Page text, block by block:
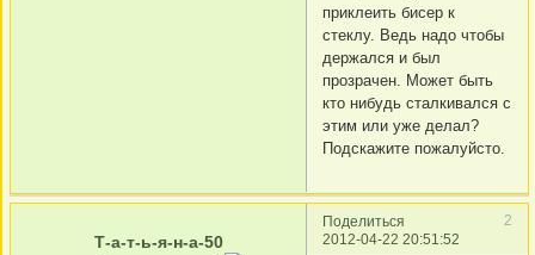
приклеить бисер к
стеклу. Ведь надо чтобы
держался и был
прозрачен. Может быть
кто нибудь сталкивался с
этим или уже делал?
Подскажите пожалуйсто.
Поделиться
2
2012-04-22 20:51:52
Т-а-т-ь-я-н-а-50